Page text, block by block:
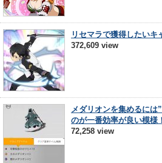
リセマラで獲得したいキ
372,609 view
メダリオンを集めるには
のが一番効率が良い模様！
72,258 view